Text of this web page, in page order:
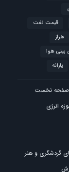
قیمت نفت
هراز
هوا
یارانه
صفحه نخست
انرژی
گردشگری و هنر